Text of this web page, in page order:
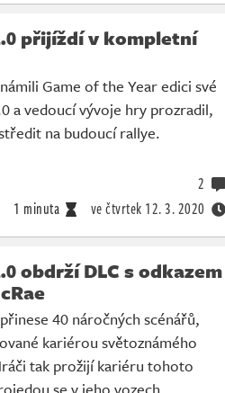
přijíždí v kompletní
Game of the Year edici své
a vedoucí vývoje hry prozradil,
na budoucí rallye.
1 minuta ve čtvrtek 12. 3. 2020
2
obdrží DLC s odkazem
40 náročných scénářů,
kariérou světoznámého
tak prožijí kariéru tohoto